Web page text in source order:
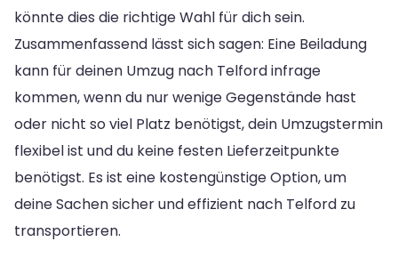
könnte dies die richtige Wahl für dich sein.
Zusammenfassend lässt sich sagen: Eine Beiladung
kann für deinen Umzug nach Telford infrage
kommen, wenn du nur wenige Gegenstände hast
oder nicht so viel Platz benötigst, dein Umzugstermin
flexibel ist und du keine festen Lieferzeitpunkte
benötigst. Es ist eine kostengünstige Option, um
deine Sachen sicher und effizient nach Telford zu
transportieren.